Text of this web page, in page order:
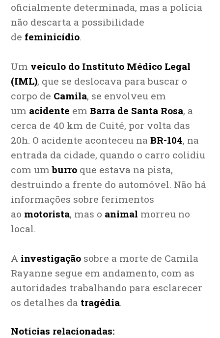
oficialmente determinada, mas a polícia
não descarta a possibilidade
de feminicídio.
Um veículo do Instituto Médico Legal
(IML), que se deslocava para buscar o
corpo de Camila, se envolveu em
um acidente emBarra de Santa Rosa, a
cerca de 40 km de Cuité, por volta das
20h. O acidente aconteceu naBR-104, na
entrada da cidade, quando o carro colidiu
com umburro que estava na pista,
destruindo a frente do automóvel. Não há
informações sobre ferimentos
ao motorista, mas o animal morreu no
local.
A investigação sobre a morte de Camila
Rayanne segue em andamento, com as
autoridades trabalhando para esclarecer
os detalhes da tragédia.
Notícias relacionadas: